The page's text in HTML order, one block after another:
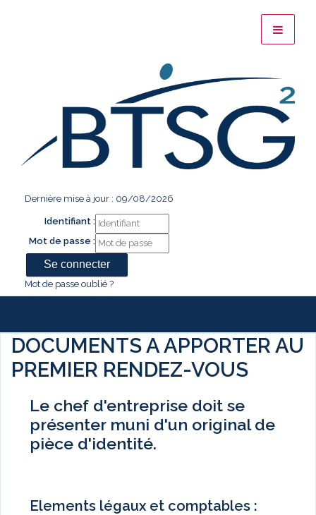
Dernière mise à jour : 09/08/2026
Identifiant :
Mot de passe :
Mot de passe oublié ?
DOCUMENTS A APPORTER AU
PREMIER RENDEZ-VOUS
Le chef d'entreprise doit se
présenter muni d'un original de
pièce d'identité.
Elements légaux et comptables :